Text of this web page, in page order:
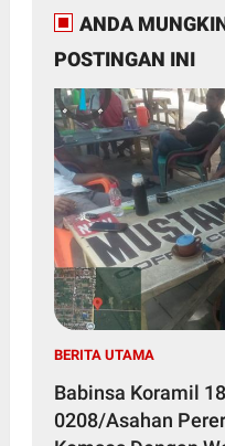
ANDA
POSTINGAN INI
BERITA UTAMA
Babinsa Koramil
0208/Asahan